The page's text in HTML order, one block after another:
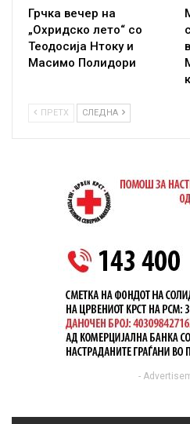
Грчка вечер на
„Охридско лето“ со
Теодосија Нтоку и
Масимо Полидори
ПРЕТХ СЛЕДНА
-